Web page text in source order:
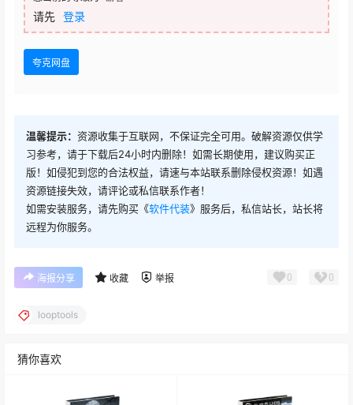
请先 登录
夸克网盘
温馨提示： 资源收集于互联网，不保证完全可用。破解资源仅供学
习参考，请于下载后24小时内删除！如需长期使用，建议购买正
版！如侵犯到您的合法权益，请速与本站联系删除侵权资源！如遇
资源链接失效，请评论或私信联系作者！
如需安装服务，请先购买《软件代装》服务后，私信站长，站长将
远程为你服务。
海报分享 收藏 举报 0 0
looptools
猜你喜欢